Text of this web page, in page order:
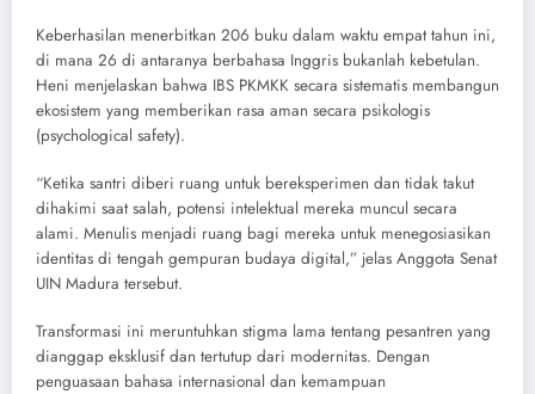
​Keberhasilan menerbitkan 206 buku dalam waktu empat tahun ini,
di mana 26 di antaranya berbahasa Inggris bukanlah kebetulan.
Heni menjelaskan bahwa IBS PKMKK secara sistematis membangun
ekosistem yang memberikan rasa aman secara psikologis
(psychological safety).
​“Ketika santri diberi ruang untuk bereksperimen dan tidak takut
dihakimi saat salah, potensi intelektual mereka muncul secara
alami. Menulis menjadi ruang bagi mereka untuk menegosiasikan
identitas di tengah gempuran budaya digital,” jelas Anggota Senat
UIN Madura tersebut.
​Transformasi ini meruntuhkan stigma lama tentang pesantren yang
dianggap eksklusif dan tertutup dari modernitas. Dengan
penguasaan bahasa internasional dan kemampuan